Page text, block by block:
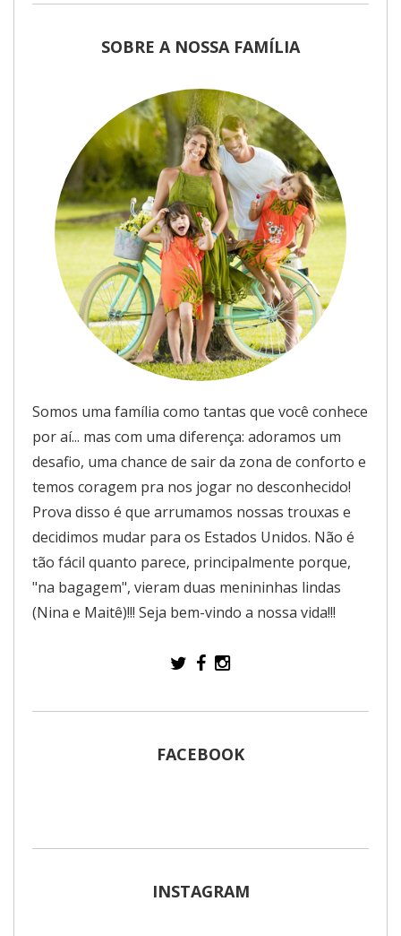
SOBRE A NOSSA FAMÍLIA
Somos uma família como tantas que você conhece
por aí... mas com uma diferença: adoramos um
desafio, uma chance de sair da zona de conforto e
temos coragem pra nos jogar no desconhecido!
Prova disso é que arrumamos nossas trouxas e
decidimos mudar para os Estados Unidos. Não é
tão fácil quanto parece, principalmente porque,
"na bagagem", vieram duas menininhas lindas
(Nina e Maitê)!!! Seja bem-vindo a nossa vida!!!
FACEBOOK
INSTAGRAM